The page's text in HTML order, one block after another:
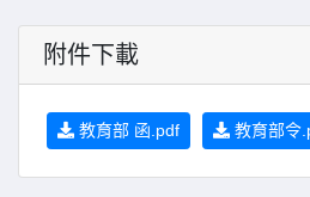
附件下載
教育部 函.pdf 教育部令